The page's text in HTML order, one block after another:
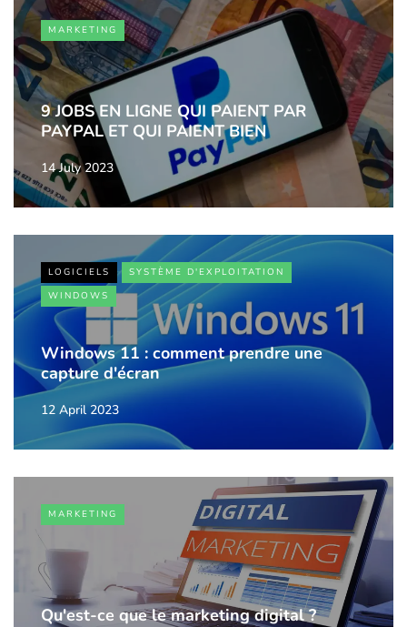
MARKETING
9 JOBS EN LIGNE QUI PAIENT PAR
PAYPAL ET QUI PAIENT BIEN
14 July 2023
LOGICIELS
SYSTÈME D'EXPLOITATION
WINDOWS
Windows 11 : comment prendre une
capture d'écran
12 April 2023
MARKETING
Qu'est-ce que le marketing digital ?